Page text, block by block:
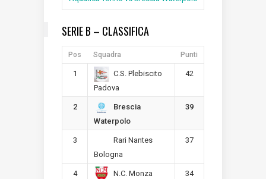
SERIE B – CLASSIFICA
Pos Squadra Punti
1
C.S. Plebiscito
Padova
42
2
Brescia
Waterpolo
39
3
Rari Nantes
Bologna
37
4 N.C. Monza 34